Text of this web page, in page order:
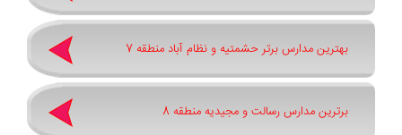
بهترین مدارس برتر حشمتیه و نظام آباد منطقه 7
برترین مدارس رسالت و مجیدیه منطقه 8